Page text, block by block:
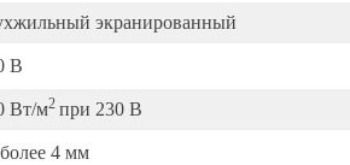
экранированный
В
Вт/м2 при 230 В
4 мм